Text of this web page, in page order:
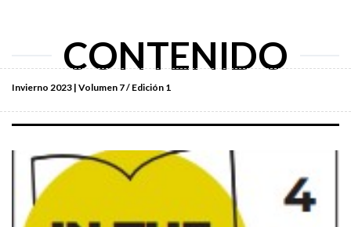
CONTENIDO
Invierno 2023 | Volumen 7 / Edición 1